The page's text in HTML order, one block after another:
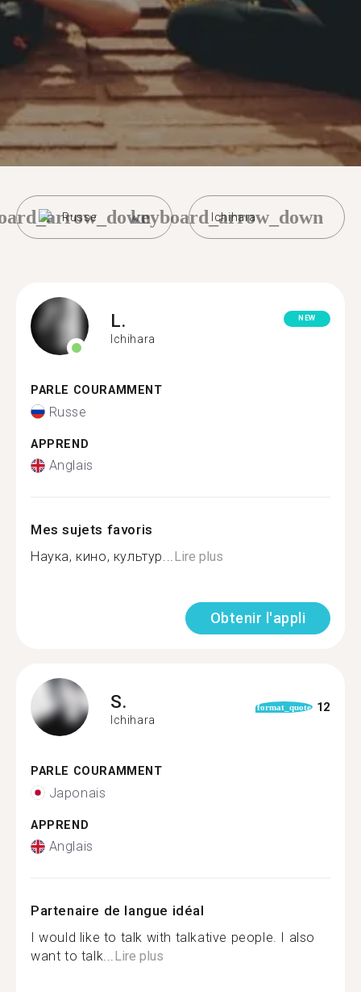
Russe Ichihara
keyboard_arrow_down
L.
Ichihara
NEW
PARLE COURAMMENT
Russe
APPREND
Anglais
Mes sujets favoris
Наука, кино, культур...Lire plus
Obtenir l'appli
S.
Ichihara
format_quote 12
PARLE COURAMMENT
Japonais
APPREND
Anglais
Partenaire de langue idéal
I would like to talk with talkative people. I also
want to talk...Lire plus